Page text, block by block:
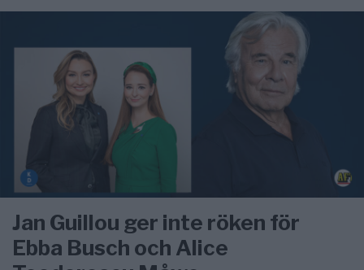
Jan Guillou ger inte röken för
Ebba Busch och Alice